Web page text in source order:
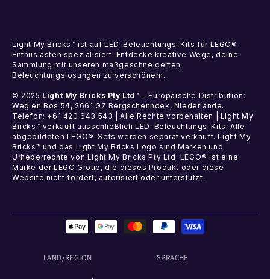
Light My Bricks™ ist auf LED-Beleuchtungs-Kits für LEGO®-
Enthusiasten spezialisiert. Entdecke kreative Wege, deine
Sammlung mit unseren maßgeschneiderten
Beleuchtungslösungen zu verschönern.
© 2025 Light My Bricks Pty Ltd™– Europäische Distribution:
Weg en Bos 54, 2661 GZ Bergschenhoek, Niederlande.
Telefon: +61 420 643 543 | Alle Rechte vorbehalten | Light My
Bricks™ verkauft ausschließlich LED-Beleuchtungs-Kits. Alle
abgebildeten LEGO®-Sets werden separat verkauft. Light My
Bricks™ und das Light My Bricks Logo sind Marken und
Urheberrechte von Light My Bricks Pty Ltd. LEGO® ist eine
Marke der LEGO Group, die dieses Produkt oder diese
Website nicht fördert, autorisiert oder unterstützt.
LAND/REGION SPRACHE
Zahlungsmethoden